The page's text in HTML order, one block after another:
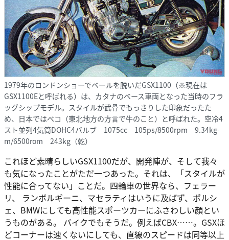
1979年のロンドンショーでベールを脱いだGSX1100（※現在は
GSX1100Eと呼ばれる）は、カタナのベース車両となった当時のフラ
ッグシップモデル。スタイルが武骨でもっさりした印象だったた
め、日本ではベコ（東北地方の方言で牛のこと）と呼ばれた。空冷4
スト並列4気筒DOHC4バルブ 1075cc 105ps/8500rpm 9.34kg-
m/6500rom 243kg（乾）
これほど素晴らしいGSX1100だが、開発陣が、そして我々
も気になったことがただ一つあった。それは、「スタイルが
性能に合ってない」ことだ。四輪車の世界なら、フェラー
リ、 ランボルギーニ、マセラティはいうに及ばず、ポルシ
ェ、BMWにしても高性能スポーツカーにふさわしい顔とい
うものがある。 バイクでもそうだ。例えばCBX……。GSXほ
どコーナーは速くないにしても、直線のスピードは同等以上